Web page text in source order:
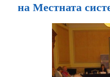
на Местната